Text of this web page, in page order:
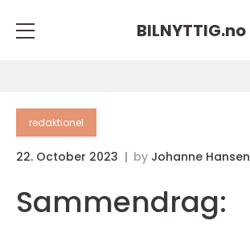
BILNYTTIG.no
redaktionel
22. October 2023 by Johanne Hansen
Sammendrag: